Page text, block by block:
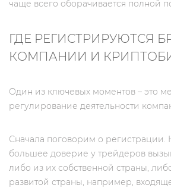
чаще всего оборачивается полной
ГДЕ РЕГИСТРИРУЮТСЯ
КОМПАНИИ И
Один из ключевых моментов – это
регулирование деятельности
Сначала поговорим о регистрации.
большее доверие у трейдеров
либо из их собственной страны,
развитой страны, например,